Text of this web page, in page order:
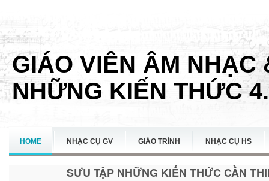
GIÁO VIÊN ÂM NHẠC
NHỮNG KIẾN THỨC
HOME NHẠC CỤ GV GIÁO TRÌNH NHẠC CỤ HS
SƯU TẬP NHỮNG KIẾN THỨC CẦN